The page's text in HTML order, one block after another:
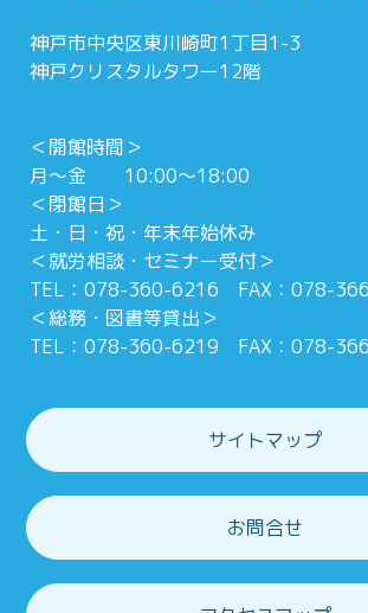
神戸市中央区東川崎町1丁目1-3
神戸クリスタルタワー12階
＜開館時間＞
月～金 10:00～18:00
＜閉館日＞
土・日・祝・年末年始休み
＜就労相談・セミナー受付＞
TEL：078-360-6216 FAX：078-
＜総務・図書等貸出＞
TEL：078-360-6219 FAX：078-
サイトマップ
お問合せ